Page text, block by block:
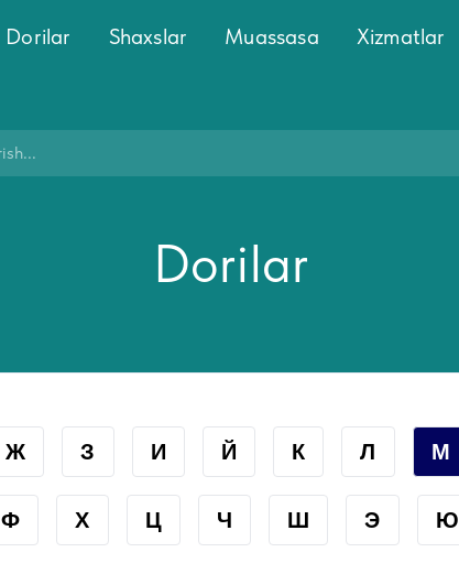
Dorilar Shaxslar Muassasa Xizmatlar
Dorilar
Ж З И Й К Л М
Ф Х Ц Ч Ш Э Ю